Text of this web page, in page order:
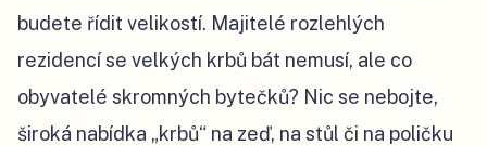
budete řídit velikostí. Majitelé rozlehlých
rezidencí se velkých krbů bát nemusí, ale co
obyvatelé skromných bytečků? Nic se nebojte,
široká nabídka „krbů“ na zeď, na stůl či na poličku